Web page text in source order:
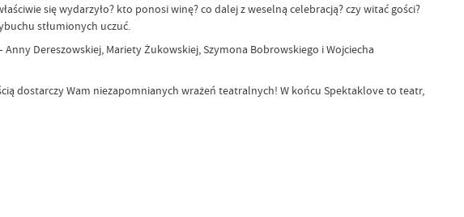
się wydarzyło? kto ponosi winę? co dalej z weselną celebracją? czy witać gości?
stłumionych uczuć.
Dereszowskiej, Mariety Żukowskiej, Szymona Bobrowskiego i Wojciecha
dostarczy Wam niezapomnianych wrażeń teatralnych! W końcu Spektaklove to teatr,